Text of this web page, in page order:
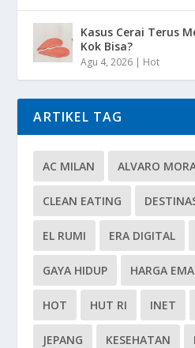
Kasus Cerai Terus
Kok Bisa?
Agu 4, 2026 | Hot
ARTIKEL TAG
AC MILAN ALVARO
CLEAN EATING
EL RUMI ERA DIGITAL
GAYA HIDUP HARGA
HOT HUT RI INET
JEPANG KESEHATAN